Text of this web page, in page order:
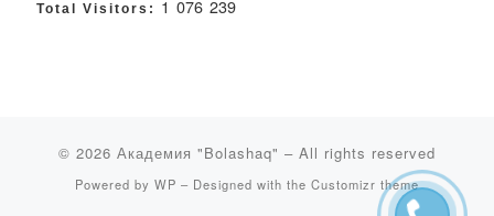
Total Visitors: 1 076 239
© 2026 Академия "Bolashaq" – All rights reserved
Powered by WP – Designed with the Customizr theme